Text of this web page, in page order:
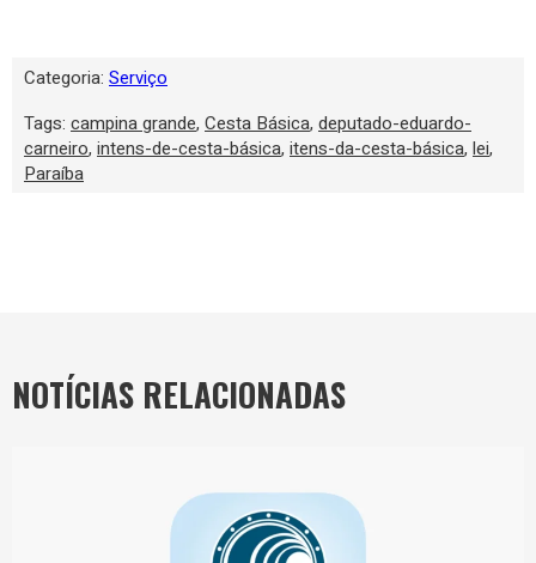
Categoria: Serviço
Tags: campina grande, Cesta Básica, deputado-eduardo-
carneiro, intens-de-cesta-básica, itens-da-cesta-básica, lei,
Paraíba
NOTÍCIAS RELACIONADAS